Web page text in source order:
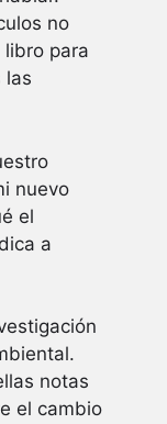
no
para
las
nuevo
el
a
notas
el cambio